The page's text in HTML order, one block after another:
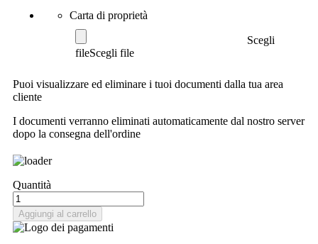
Carta di proprietà
Scegli
file
Puoi visualizzare ed eliminare i tuoi documenti dalla tua area
cliente
I documenti verranno eliminati automaticamente dal nostro server
dopo la consegna dell'ordine
Quantità
Aggiungi al carrello